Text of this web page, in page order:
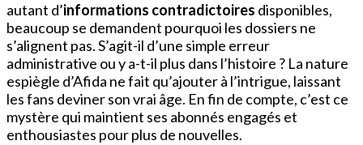
autant d’informations contradictoires disponibles,
beaucoup se demandent pourquoi les dossiers ne
s’alignent pas. S’agit-il d’une simple erreur
administrative ou y a-t-il plus dans l’histoire ? La nature
espiègle d’Afida ne fait qu’ajouter à l’intrigue, laissant
les fans deviner son vrai âge. En fin de compte, c’est ce
mystère qui maintient ses abonnés engagés et
enthousiastes pour plus de nouvelles.